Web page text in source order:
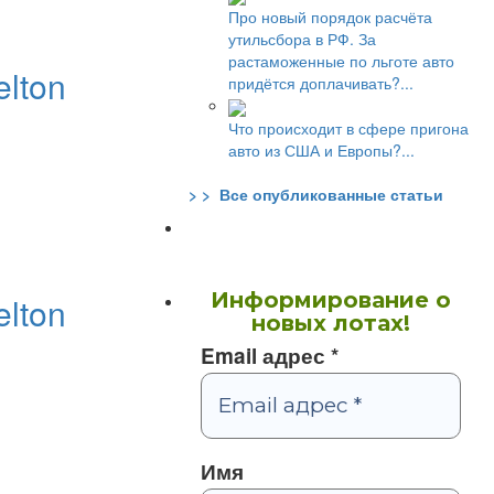
Про новый порядок расчёта
утильсбора в РФ. За
растаможенные по льготе авто
придётся доплачивать?...
Что происходит в сфере пригона
авто из США и Европы?...
> > Все опубликованные статьи
Информирование о
новых лотах!
Email адрес *
Имя